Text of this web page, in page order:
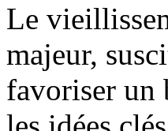
Le
majeur,
favoriser un